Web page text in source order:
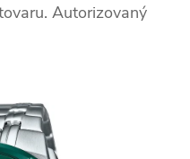
Autorizovaný